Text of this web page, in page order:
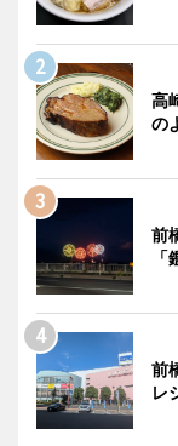
高
の
前
前
レ